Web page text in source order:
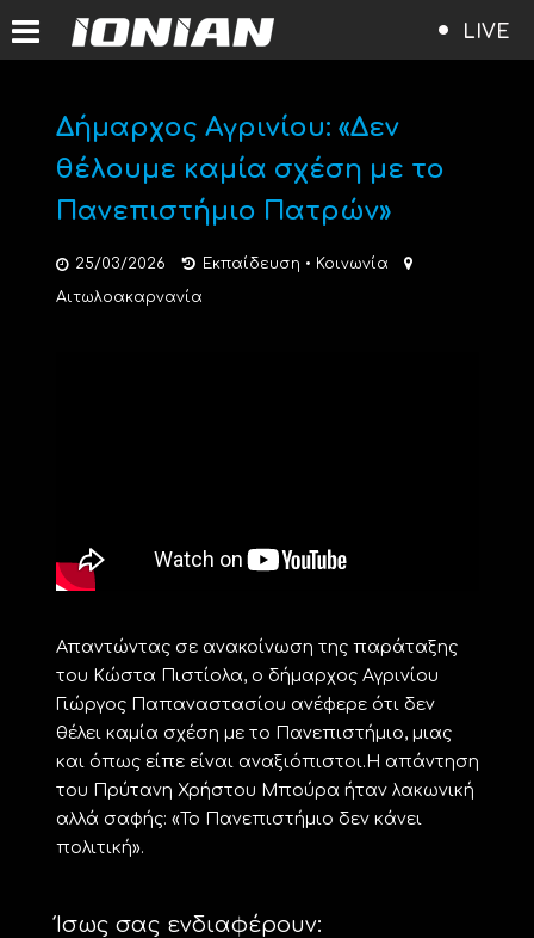
LIVE
Δήμαρχος Αγρινίου: «Δεν
θέλουμε καμία σχέση με το
Πανεπιστήμιο Πατρών»
25/03/2026 Εκπαίδευση • Κοινωνία
Αιτωλοακαρνανία
Απαντώντας σε ανακοίνωση της παράταξης
του Κώστα Πιστίολα, ο δήμαρχος Αγρινίου
Γιώργος Παπαναστασίου ανέφερε ότι δεν
θέλει καμία σχέση με το Πανεπιστήμιο, μιας
και όπως είπε είναι αναξιόπιστοι.Η απάντηση
του Πρύτανη Χρήστου Μπούρα ήταν λακωνική
αλλά σαφής: «Το Πανεπιστήμιο δεν κάνει
πολιτική».
Ίσως σας ενδιαφέρουν: